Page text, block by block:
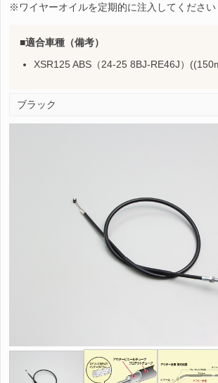
※ワイヤーオイルを定期的に注入してください
適合車種（備考）
XSR125 ABS（24-25 8BJ-RE46J）
ブラック